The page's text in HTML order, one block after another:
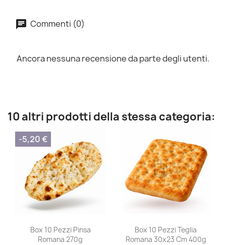
Commenti (0)
Ancora nessuna recensione da parte degli utenti.
10 altri prodotti della stessa categoria:
Box 10 Pezzi Pinsa
Romana 270g
-5,20 €
Box 10 Pezzi Teglia
Romana 30x23 Cm 400g